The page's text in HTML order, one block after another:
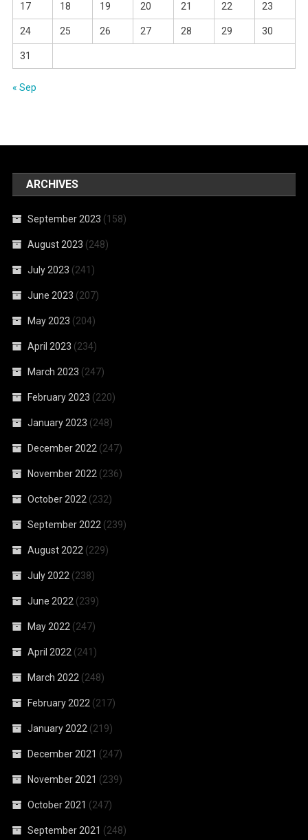
17 18 19 20 21 22 23
24 25 26 27 28 29 30
31
« Sep
ARCHIVES
September 2023 (158)
August 2023 (248)
July 2023 (241)
June 2023 (207)
May 2023 (204)
April 2023 (234)
March 2023 (247)
February 2023 (220)
January 2023 (248)
December 2022 (247)
November 2022 (236)
October 2022 (232)
September 2022 (239)
August 2022 (229)
July 2022 (238)
June 2022 (239)
May 2022 (247)
April 2022 (241)
March 2022 (248)
February 2022 (217)
January 2022 (219)
December 2021 (247)
November 2021 (239)
October 2021 (247)
September 2021 (248)